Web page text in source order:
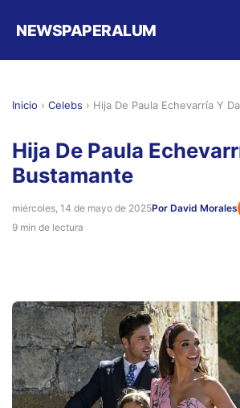
NEWSPAPERALUM
Inicio › Celebs › Hija De Paula Echevarría Y
Hija De Paula
Bustamante
miércoles, 14 de mayo de 2025Por David Morales
9 min de lectura